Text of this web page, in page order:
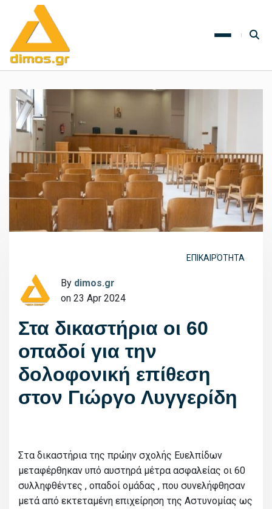
ΕΠΙΚΑΙΡΌΤΗΤΑ
By dimos.gr
on 23 Apr 2024
Στα δικαστήρια οι 60
οπαδοί για την
δολοφονική επίθεση
στον Γιώργο Λυγγερίδη
Στα δικαστήρια της πρώην σχολής Ευελπίδων
μεταφέρθηκαν υπό αυστηρά μέτρα ασφαλείας οι 60
συλληφθέντες , οπαδοί ομάδας , που συνελήφθησαν
μετά από εκτεταμένη επιχείρηση της Αστυνομίας ως